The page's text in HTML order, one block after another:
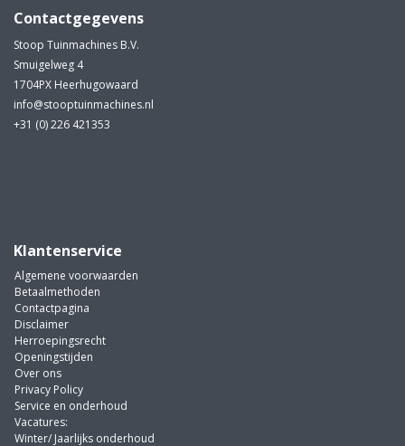
Contactgegevens
Stoop Tuinmachines B.V.
Smuigelweg 4
1704PX Heerhugowaard
info@stooptuinmachines.nl
+31 (0) 226 421353
Klantenservice
Algemene voorwaarden
Betaalmethoden
Contactpagina
Disclaimer
Herroepingsrecht
Openingstijden
Over ons
Privacy Policy
Service en onderhoud
Vacatures:
Winter/ Jaarlijks onderhoud